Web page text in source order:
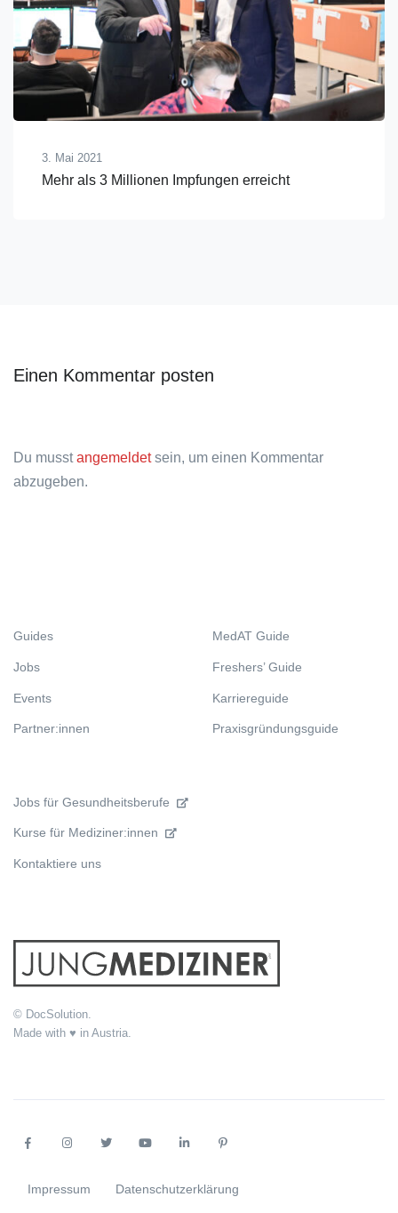
3. Mai 2021
Mehr als 3 Millionen Impfungen erreicht
Einen Kommentar posten
Du musstangemeldetsein, um einen Kommentar
abzugeben.
Guides
Jobs
Events
Partner:innen
MedAT Guide
Freshers’ Guide
Karriereguide
Praxisgründungsguide
Jobs für Gesundheitsberufe
Kurse für Mediziner:innen
Kontaktiere uns
© DocSolution.
Made with ♥ in Austria.
Impressum Datenschutzerklärung